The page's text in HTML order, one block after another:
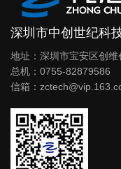
深圳市中创世纪科
地址：深圳市宝安区创
总机：0755-82879586
信箱：